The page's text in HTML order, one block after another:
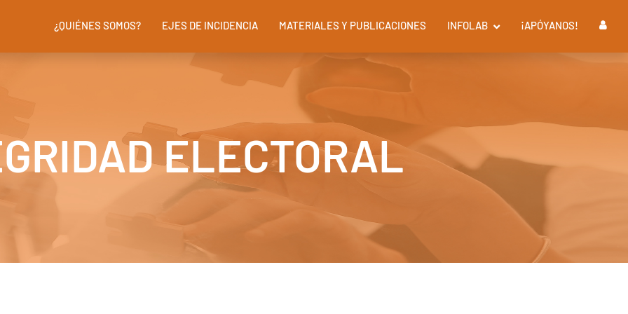
¿QUIÉNES SOMOS? EJES DE INCIDENCIA MATERIALES Y PUBLICACIONES INFOLAB ¡APÓYANOS!
ELECTORAL